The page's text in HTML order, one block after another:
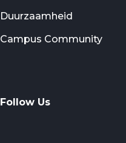
Duurzaamheid
Campus Community
Follow Us